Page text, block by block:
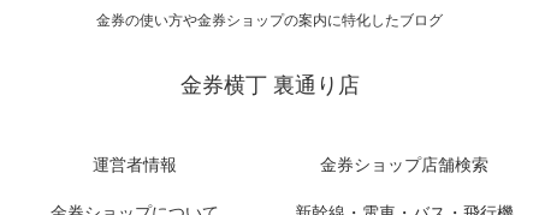
金券の使い方や金券ショップの案内に特化したブログ
金券横丁 裏通り店
運営者情報 金券ショップ店舗検索